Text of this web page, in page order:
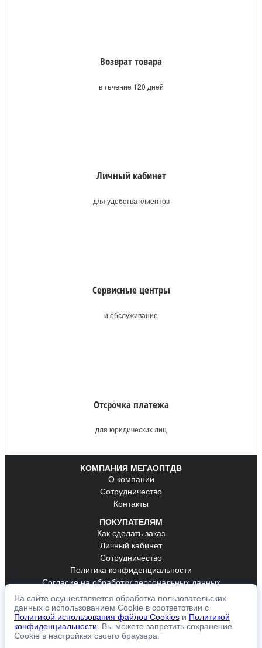
Возврат товара
в течение 120 дней
Личный кабинет
для удобства клиентов
Сервисные центры
и обслуживание
Отсрочка платежа
для юридических лиц
КОМПАНИЯ МЕГАОПТДВ
О компании
Сотрудничество
Контакты
ПОКУПАТЕЛЯМ
Как сделать заказ
Личный кабинет
Сотрудничество
Политика конфиденциальности
Согласие на обработку персональных данных
ОБРАТНАЯ СВЯЗЬ
К оплате принимаем
На сайте осуществляется обработка пользовательских
данных с использованием Cookie в соответствии с
Политикой использования файлов Cookies и Политикой
конфиденциальности . Вы можете запретить сохранение
Cookie в настройках своего браузера.